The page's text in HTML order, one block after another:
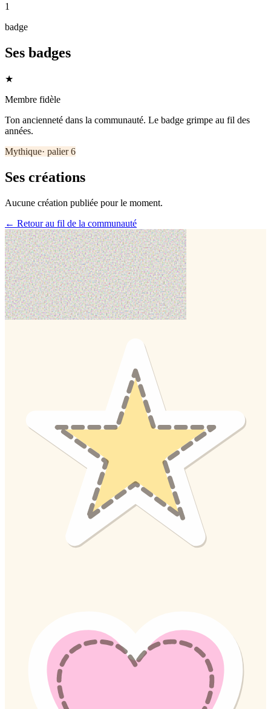
1
badge
Ses badges
★
Membre fidèle
Ton ancienneté dans la communauté. Le badge grimpe au fil des
années.
Mythique· palier6
Ses créations
Aucune création publiée pour le moment.
← Retour au fil de la communauté